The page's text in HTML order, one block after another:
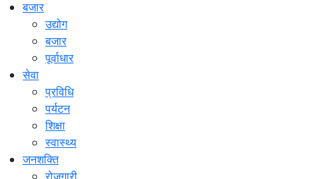
बजार
उद्योग
बजार
पूर्वाधार
सेवा
प्रविधि
पर्यटन
शिक्षा
स्वास्थ्य
जनशक्ति